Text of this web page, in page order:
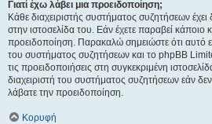
Γιατί έχω λάβει μια προειδοποίηση;
Κάθε διαχειριστής συστήματος συζητήσεων
στην ιστοσελίδα του. Εάν έχετε παραβεί κάποιο
προειδοποίηση. Παρακαλώ σημειώστε ότι αυτό
του συστήματος συζητήσεων και το phpBB
τις προειδοποιήσεις στη συγκεκριμένη
διαχειριστή του συστήματος συζητήσεων εάν δεν
λάβατε την προειδοποίηση.
Κορυφή